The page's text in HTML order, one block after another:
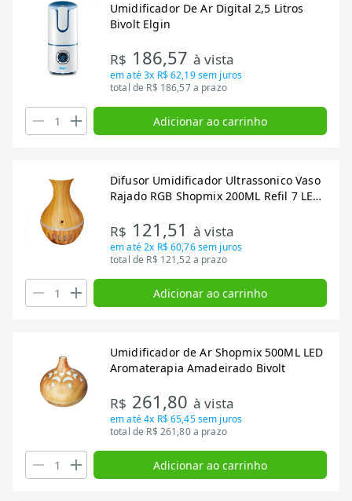
Umidificador De Ar Digital 2,5 Litros
Bivolt Elgin
R$ 186,57 à vista
em até3x R$ 62,19sem juros
total de R$ 186,57 a prazo
Adicionar ao carrinho
Difusor Umidificador Ultrassonico Vaso
Rajado RGB Shopmix 200ML Refil 7 LED
R$ 121,51 à vista
em até2x R$ 60,76sem juros
total de R$ 121,52 a prazo
Adicionar ao carrinho
Umidificador de Ar Shopmix 500ML LED
Aromaterapia Amadeirado Bivolt
R$ 261,80 à vista
em até4x R$ 65,45sem juros
total de R$ 261,80 a prazo
Adicionar ao carrinho